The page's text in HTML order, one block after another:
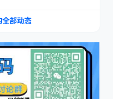
全部动态